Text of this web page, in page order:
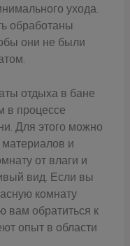
ухода.
обработаны
они не были
отдыха в бане
в процессе
Для этого можно
и
от влаги и
вид. Если вы
комнату
вам обратиться к
опыт в области